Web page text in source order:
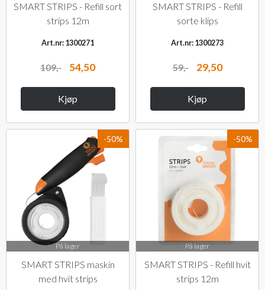
SMART STRIPS - Refill sort
strips 12m
Art.nr: 1300271
109,- 54,50
Kjøp
SMART STRIPS - Refill
sorte klips
Art.nr: 1300273
59,- 29,50
Kjøp
-50%
På lager
SMART STRIPS maskin
med hvit strips
-50%
På lager
SMART STRIPS - Refill hvit
strips 12m